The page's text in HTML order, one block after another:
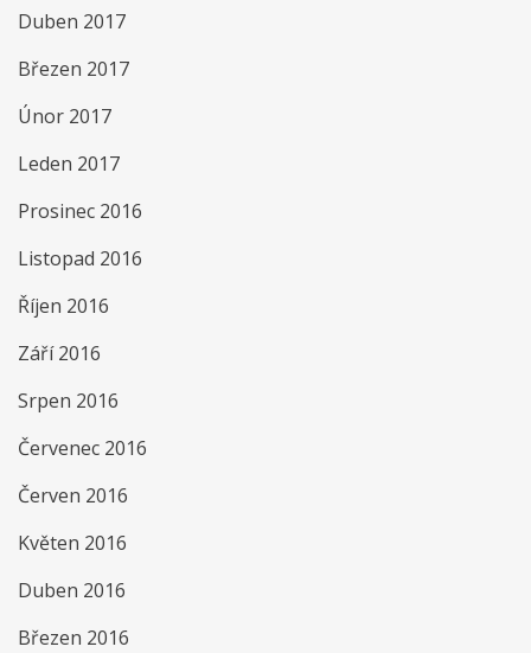
Duben 2017
Březen 2017
Únor 2017
Leden 2017
Prosinec 2016
Listopad 2016
Říjen 2016
Září 2016
Srpen 2016
Červenec 2016
Červen 2016
Květen 2016
Duben 2016
Březen 2016